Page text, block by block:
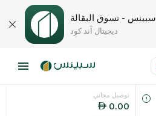
سبينس - تسوق البقالة
ديجيتال آند كود
اللغةتوصيل مجاني
0.00